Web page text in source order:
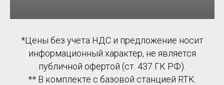
*Цены без учета НДС и предложение носит
информационный характер, не является
публичной офертой (ст. 437 ГК РФ).
** В комплекте с базовой станцией RTK.